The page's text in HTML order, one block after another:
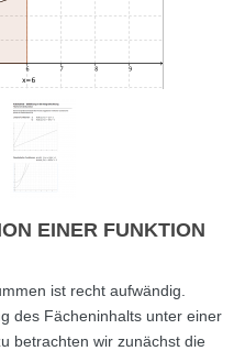
EINER FUNKTION
ist recht aufwändig.
des Fächeninhalts unter einer
betrachten wir zunächst die